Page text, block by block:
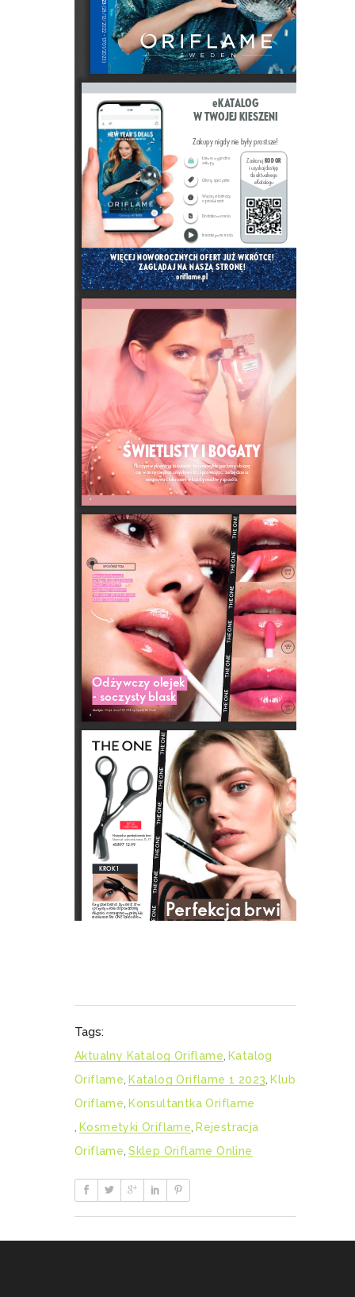
Tags:
Aktualny Katalog Oriflame, Katalog
Oriflame, Katalog Oriflame 1 2023, Klub
Oriflame, Konsultantka Oriflame
, Kosmetyki Oriflame, Rejestracja
Oriflame, Sklep Oriflame Online